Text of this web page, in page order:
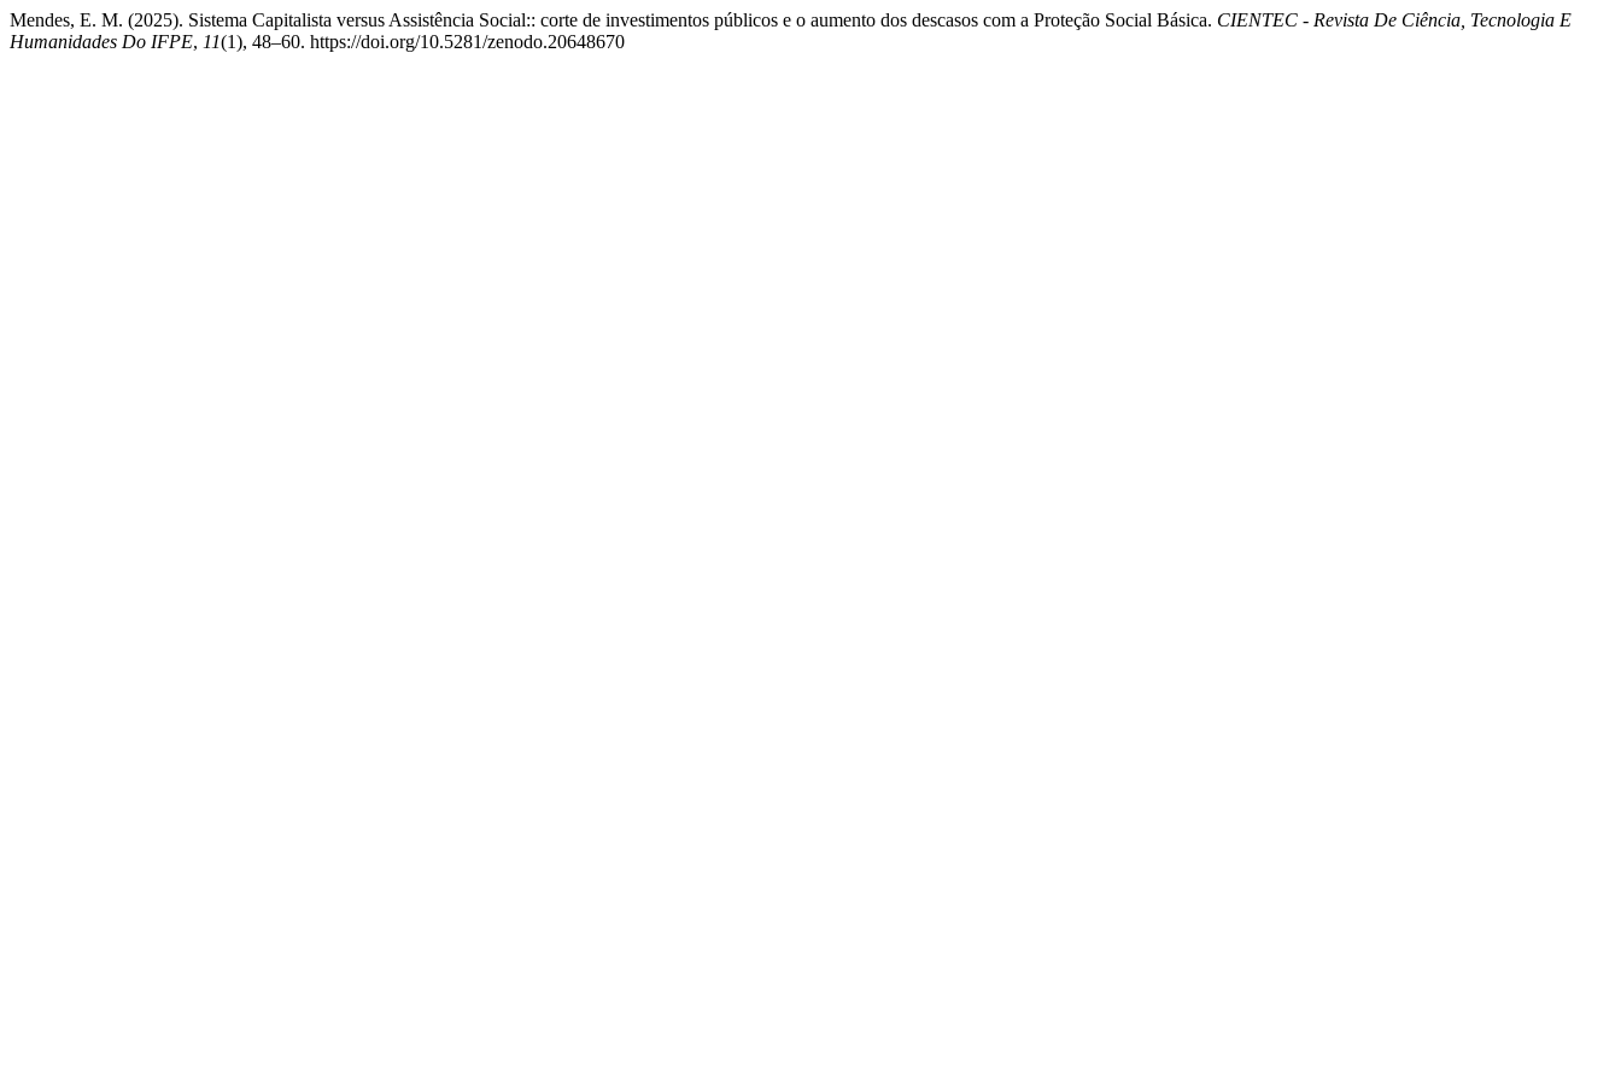
Mendes, E. M. (2025). Sistema Capitalista versus Assistência Social:: corte de investimentos públicos e o aumento dos descasos com a Proteção Social Básica. CIENTEC - Revista De Ciência, Tecnologia E
Humanidades Do IFPE, 11(1), 48–60. https://doi.org/10.5281/zenodo.20648670